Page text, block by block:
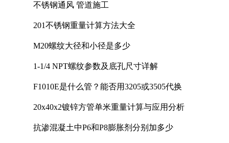
不锈钢通风 管道施工
201不锈钢重量计算方法大全
M20螺纹大径和小径是多少
1-1/4 NPT螺纹参数及底孔尺寸详解
F1010E是什么管？能否用3205或3505代换
20x40x2镀锌方管单米重量计算与应用分析
抗渗混凝土中P6和P8膨胀剂分别加多少